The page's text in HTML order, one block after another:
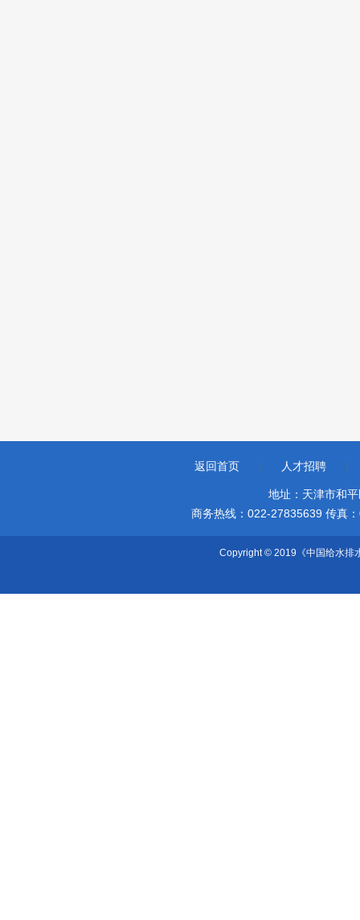
返回首页 | 人才招聘 |
地址：天津市和
商务热线：022-27835639 传真
Copyright © 2019《中国给水排